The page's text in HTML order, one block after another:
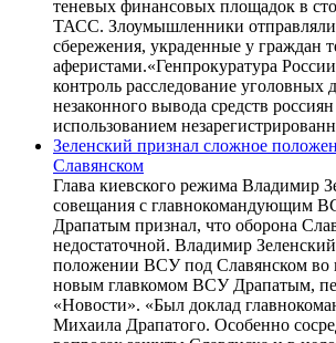
теневых финансовых площадок в
ТАСС. Злоумышленники отправляли
сбережения, украденные у граждан
аферистами.«Генпрокуратура
контроль расследование уголовных
незаконного вывода средств
использованием
Зеленский признал сложное
Славянском
Глава киевского режима Владимир
совещания с главнокомандующим
Драпатым признал, что оборона
недостаточной. Владимир
положении ВСУ под Славянском во
новым главкомом ВСУ Драпатым,
«Новости». «Был доклад
Михаила Драпатого. Особенно